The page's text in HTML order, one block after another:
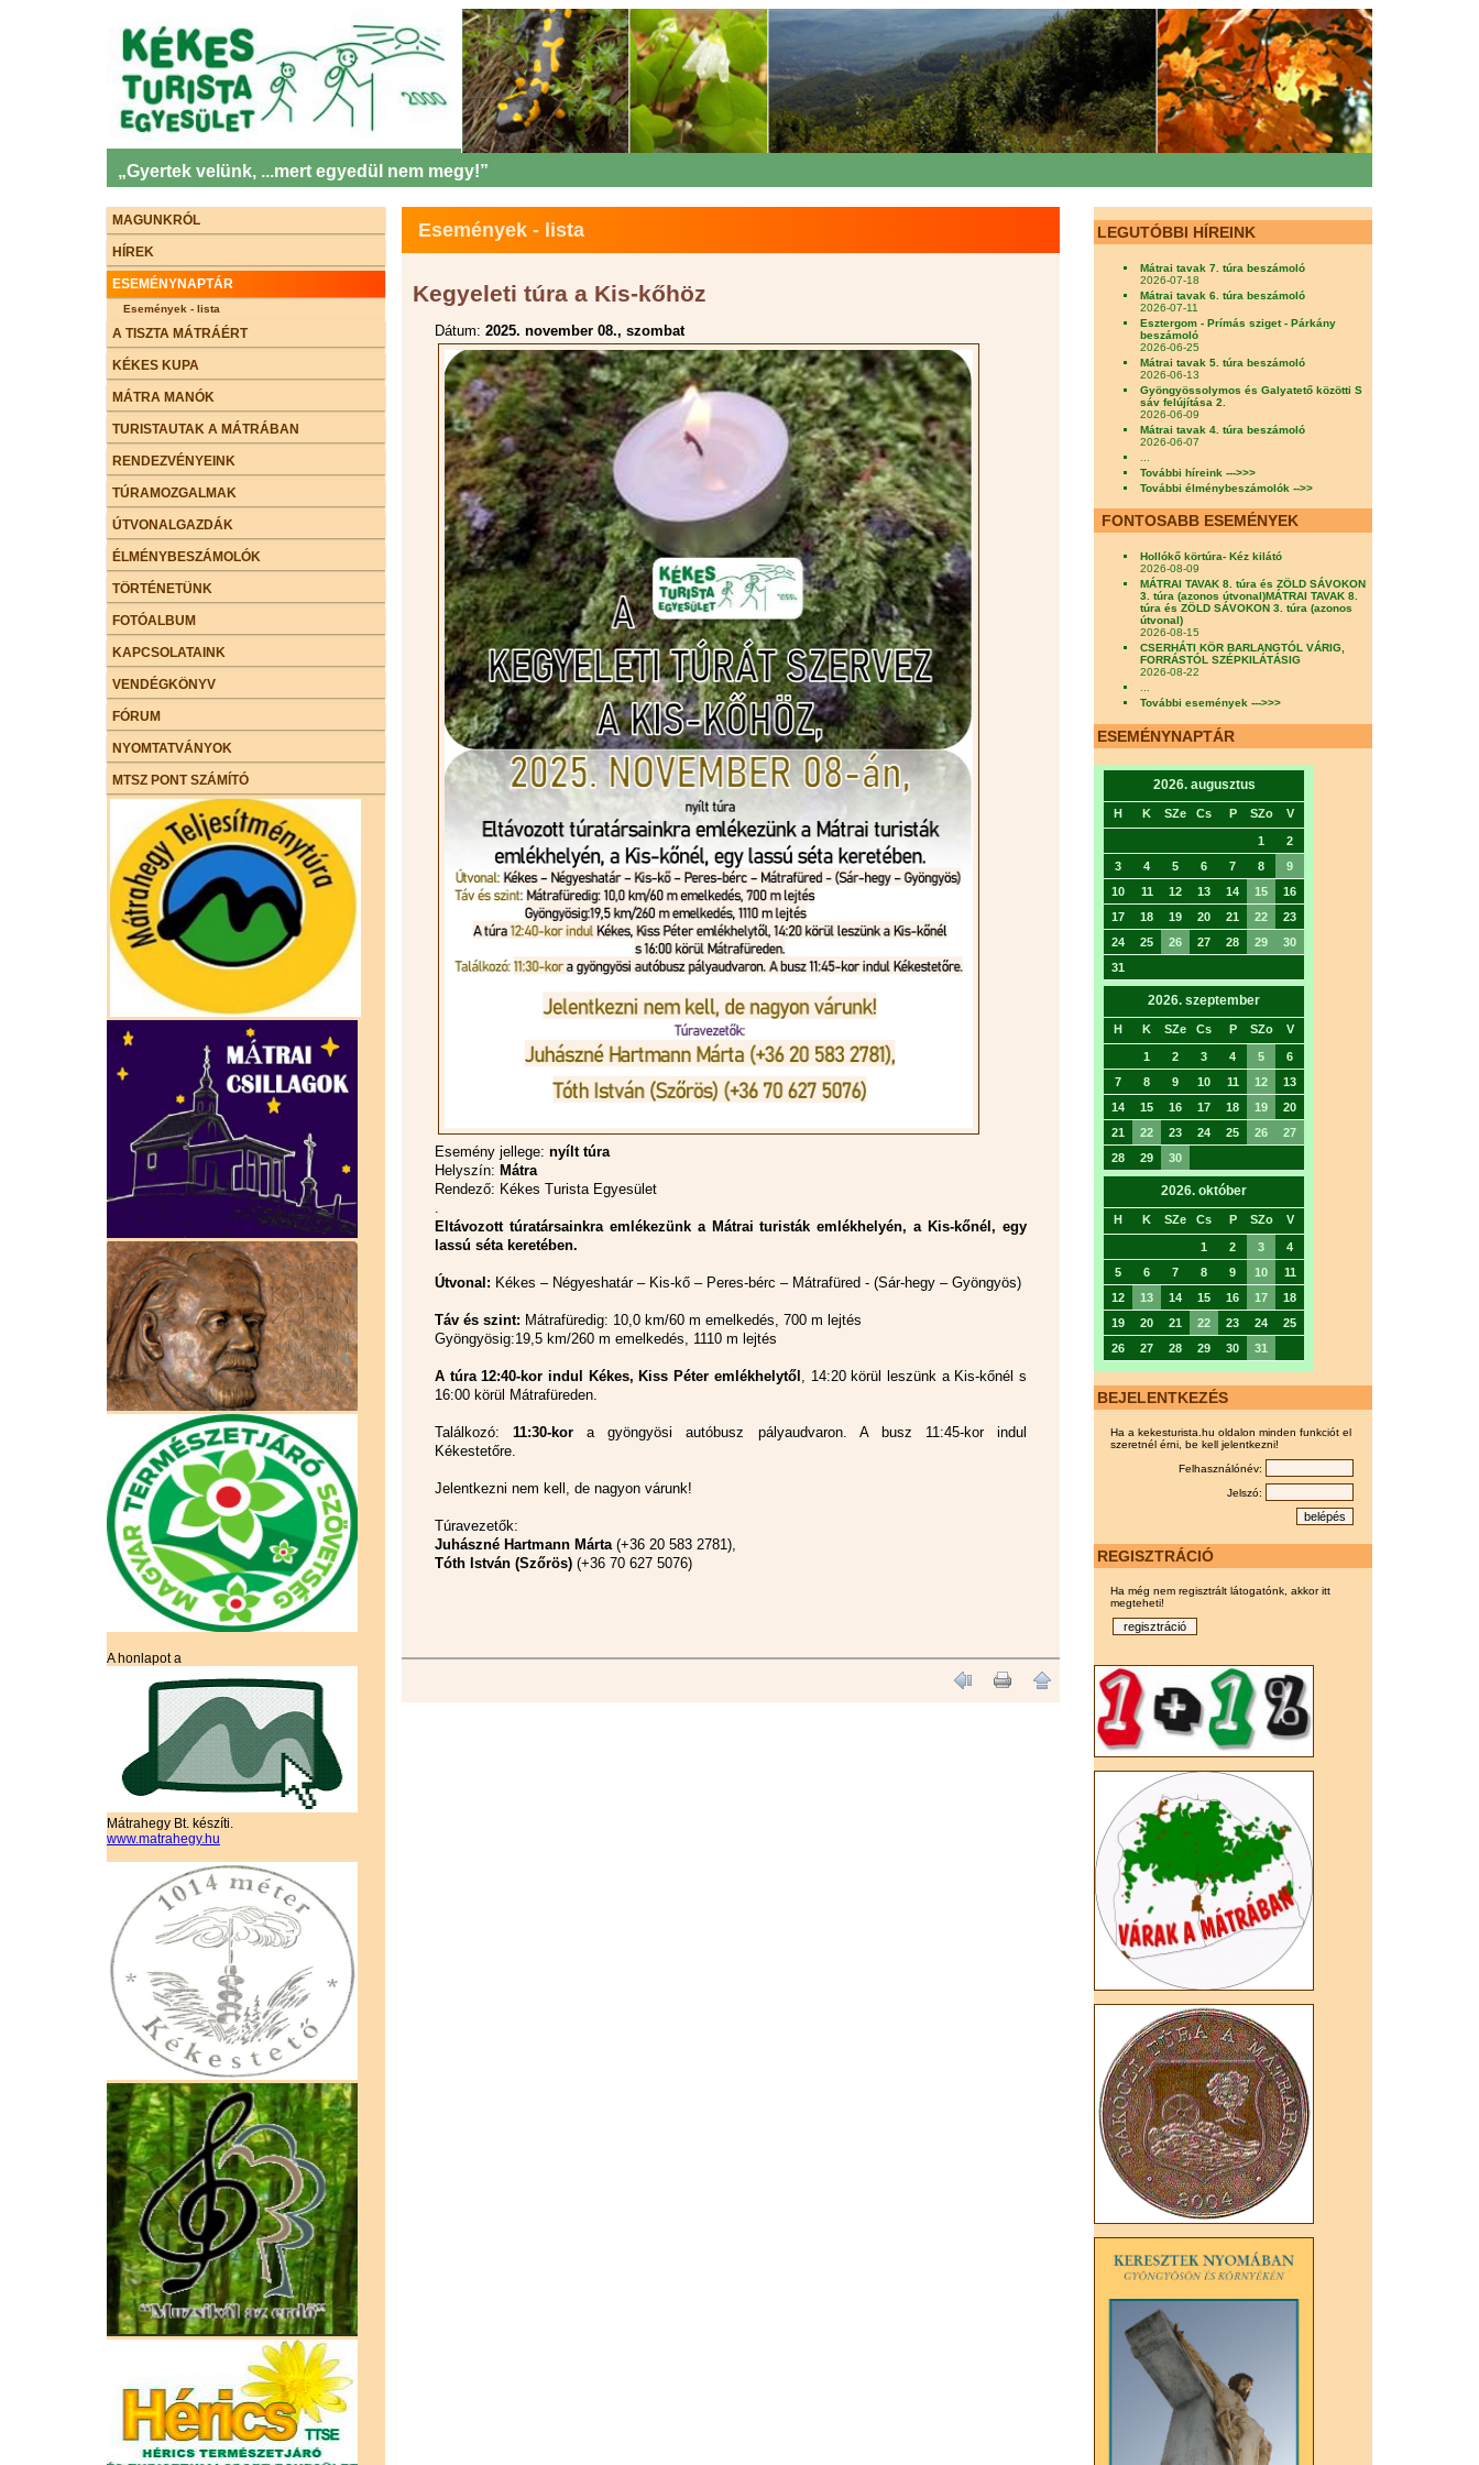
„Gyertek velünk, ...mert egyedül nem megy!”
MAGUNKRÓL
HÍREK
ESEMÉNYNAPTÁR
Események - lista
A TISZTA MÁTRÁÉRT
KÉKES KUPA
MÁTRA MANÓK
TURISTAUTAK A MÁTRÁBAN
RENDEZVÉNYEINK
TÚRAMOZGALMAK
ÚTVONALGAZDÁK
ÉLMÉNYBESZÁMOLÓK
TÖRTÉNETÜNK
FOTÓALBUM
KAPCSOLATAINK
VENDÉGKÖNYV
FÓRUM
NYOMTATVÁNYOK
MTSZ PONT SZÁMÍTÓ
A honlapot a
Mátrahegy Bt. készíti.
www.matrahegy.hu
Események - lista
Kegyeleti túra a Kis-kőhöz
Dátum: 2025. november 08., szombat
Esemény jellege: nyílt túra
Helyszín: Mátra
Rendező: Kékes Turista Egyesület
.
Eltávozott túratársainkra emlékezünk a Mátrai turisták emlékhelyén, a Kis-kőnél, egy
lassú séta keretében.
Útvonal: Kékes – Négyeshatár – Kis-kő – Peres-bérc – Mátrafüred - (Sár-hegy – Gyöngyös)
Táv és szint: Mátrafüredig: 10,0 km/60 m emelkedés, 700 m lejtés
Gyöngyösig:19,5 km/260 m emelkedés, 1110 m lejtés
A túra 12:40-kor indul Kékes, Kiss Péter emlékhelytől , 14:20 körül leszünk a Kis-kőnél s
16:00 körül Mátrafüreden.
Találkozó:11:30-kor a gyöngyösi autóbusz pályaudvaron. A busz 11:45-kor indul
Kékestetőre.
Jelentkezni nem kell, de nagyon várunk!
Túravezetők:
Juhászné Hartmann Márta(+36 20 583 2781),
Tóth István (Szőrös) (+36 70 627 5076)
LEGUTÓBBI HÍREINK
Mátrai tavak 7. túra beszámoló
2026-07-18
Mátrai tavak 6. túra beszámoló
2026-07-11
Esztergom - Prímás sziget - Párkány
beszámoló
2026-06-25
Mátrai tavak 5. túra beszámoló
2026-06-13
Gyöngyössolymos és Galyatető közötti S
sáv felújítása 2.
2026-06-09
Mátrai tavak 4. túra beszámoló
2026-06-07
További híreink --->>>
További élménybeszámolók -->>
FONTOSABB ESEMÉNYEK
Hollókő körtúra- Kéz kilátó
2026-08-09
MÁTRAI TAVAK 8. túra és ZÖLD SÁVOKON
3. túra (azonos útvonal)MÁTRAI TAVAK 8.
túra és ZÖLD SÁVOKON 3. túra (azonos
útvonal)
2026-08-15
CSERHÁTI KÖR BARLANGTÓL VÁRIG,
FORRÁSTÓL SZÉPKILÁTÁSIG
2026-08-22
...
További események --->>>
ESEMÉNYNAPTÁR
2026. augusztus
H K SZe Cs P SZo V
1
2
3
4 5 6 7 8
9
10
11 12 13 14 15
16
17
18 19 20 21 22
23
24
25 26 27 28 29
30
31
2026. szeptember
H K SZe Cs P SZo V
1 2 3 4 5
6
7
8 9 10 11 12
13
14
15 16 17 18 19
20
21
22 23 24 25 26
27
28
29 30
2026. október
H K SZe Cs P SZo V
1 2 3
4
5
6 7 8 9 10
11
12
13 14 15 16 17
18
19
20 21 22 23 24
25
26
27 28 29 30 31
BEJELENTKEZÉS
Ha a kekesturista.hu oldalon minden funkciót el
szeretnél érni, be kell jelentkezni!
Felhasználónév:
Jelszó:
REGISZTRÁCIÓ
Ha még nem regisztrált látogatónk, akkor itt
megteheti!